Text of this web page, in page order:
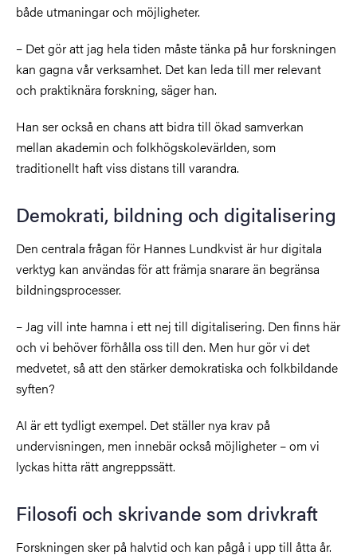
både utmaningar och möjligheter.
– Det gör att jag hela tiden måste tänka på hur forskningen
kan gagna vår verksamhet. Det kan leda till mer relevant
och praktiknära forskning, säger han.
Han ser också en chans att bidra till ökad samverkan
mellan akademin och folkhögskolevärlden, som
traditionellt haft viss distans till varandra.
Demokrati, bildning och digitalisering
Den centrala frågan för Hannes Lundkvist är hur digitala
verktyg kan användas för att främja snarare än begränsa
bildningsprocesser.
– Jag vill inte hamna i ett nej till digitalisering. Den finns här
och vi behöver förhålla oss till den. Men hur gör vi det
medvetet, så att den stärker demokratiska och folkbildande
syften?
AI är ett tydligt exempel. Det ställer nya krav på
undervisningen, men innebär också möjligheter – om vi
lyckas hitta rätt angreppssätt.
Filosofi och skrivande som drivkraft
Forskningen sker på halvtid och kan pågå i upp till åtta år.